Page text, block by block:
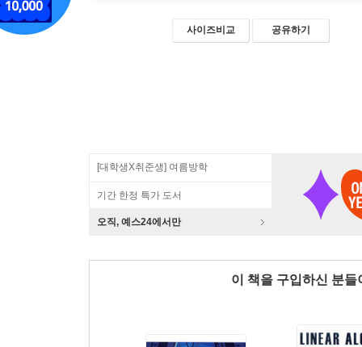
사이즈비교 공유하기
[대학생X취준생] 여름방학
기간 한정 특가 도서
오직, 예스24에서만
이 책을 구입하신 분